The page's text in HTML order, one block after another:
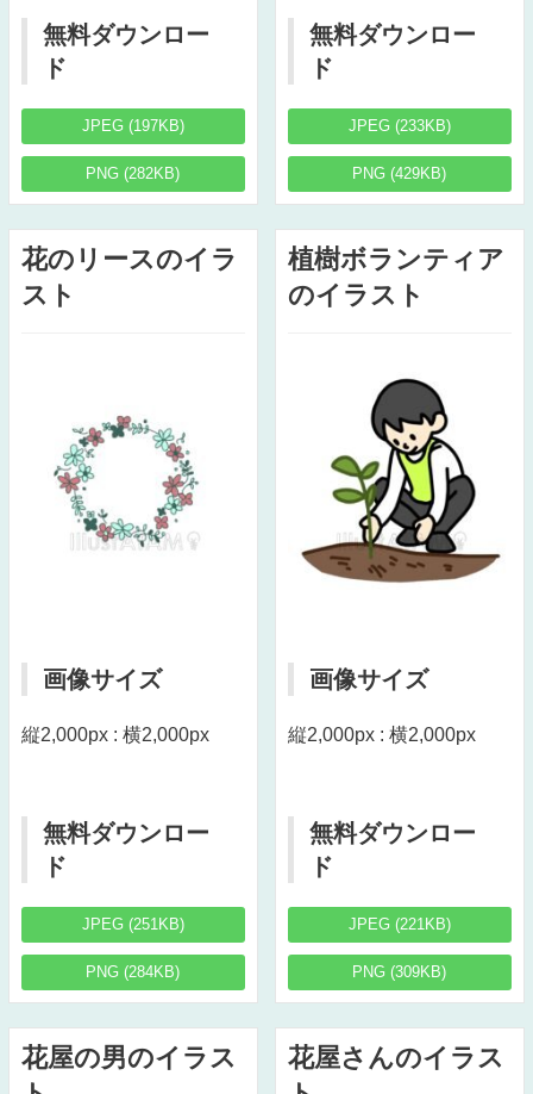
無料ダウンロー
ド
JPEG (197KB)
PNG (282KB)
無料ダウンロー
ド
JPEG (233KB)
PNG (429KB)
花のリースのイラ
スト
画像サイズ
縦2,000px : 横2,000px
無料ダウンロー
ド
JPEG (251KB)
PNG (284KB)
植樹ボランティア
のイラスト
画像サイズ
縦2,000px : 横2,000px
無料ダウンロー
ド
JPEG (221KB)
PNG (309KB)
花屋の男のイラス
花屋さんのイラス